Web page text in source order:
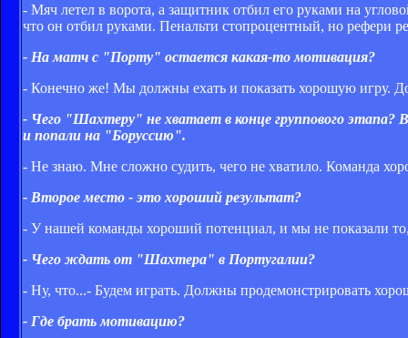
- Мяч летел в ворота, а защитник отбил его руками на
что он отбил руками. Пенальти стопроцентный, но рефери
- На матч с "Порту" остается какая-то мотивация?
- Конечно же! Мы должны ехать и показать хорошую игру.
- Чего "Шахтеру" не хватает в конце группового
и попали на "Боруссию".
- Не знаю. Мне сложно судить, чего не хватило. Команда
- Второе место - это хороший результат?
- У нашей команды хороший потенциал, и мы не показали
- Чего ждать от "Шахтера" в Португалии?
- Ну, что...- Будем играть. Должны продемонстрировать
- Где брать мотивацию?